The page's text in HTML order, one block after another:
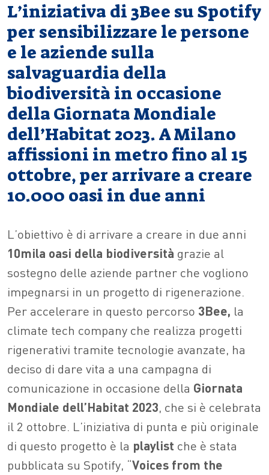
L’iniziativa di 3Bee su Spotify
per sensibilizzare le persone
e le aziende sulla
salvaguardia della
biodiversità in occasione
della Giornata Mondiale
dell’Habitat 2023. A Milano
affissioni in metro fino al 15
ottobre, per arrivare a creare
10.000 oasi in due anni
L’obiettivo è di arrivare a creare in due anni
10mila oasi della biodiversità grazie al
sostegno delle aziende partner che vogliono
impegnarsi in un progetto di rigenerazione.
Per accelerare in questo percorso 3Bee, la
climate tech company che realizza progetti
rigenerativi tramite tecnologie avanzate, ha
deciso di dare vita a una campagna di
comunicazione in occasione della Giornata
Mondiale dell’Habitat 2023, che si è celebrata
il 2 ottobre. L’iniziativa di punta e più originale
di questo progetto è la playlist che è stata
pubblicata su Spotify, “Voices from the